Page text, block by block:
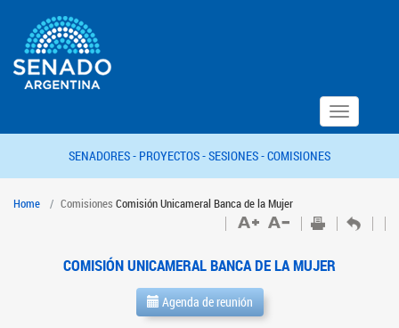
Toggle
navigation
SENADORES - PROYECTOS -SESIONES -COMISIONES
Home Comisiones Comisión Unicameral Banca de la Mujer
COMISIÓN UNICAMERAL BANCA DE LA MUJER
Agenda de reunión